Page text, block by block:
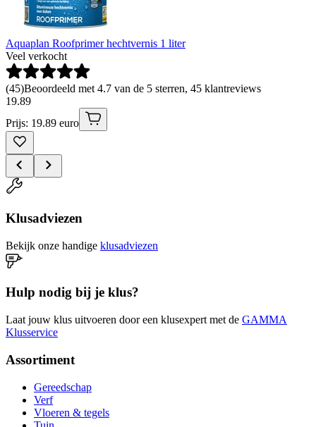
Aquaplan Roofprimer hechtvernis 1 liter
Veel verkocht
(45)Beoordeeld met 4.7 van de 5 sterren, 45 klantreviews
19.89
Prijs: 19.89 euro
Klusadviezen
Bekijk onze handige klusadviezen
Hulp nodig bij je klus?
Laat jouw klus uitvoeren door een klusexpert met de GAMMA
Klusservice
Assortiment
Gereedschap
Verf
Vloeren & tegels